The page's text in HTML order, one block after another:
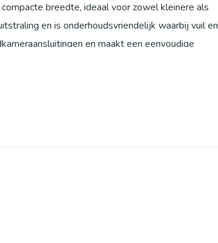
breedte, ideaal voor zowel kleinere als
en is onderhoudsvriendelijk waarbij vuil en
en maakt een eenvoudige